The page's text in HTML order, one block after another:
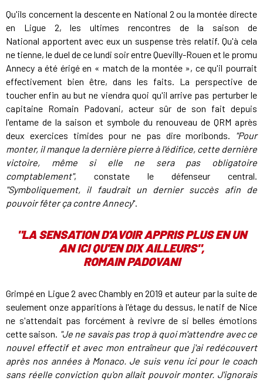
Qu'ils concernent la descente en National 2 ou la montée directe
en Ligue 2, les ultimes rencontres de la saison de
National apportent avec eux un suspense très relatif. Qu'à cela
ne tienne, le duel de ce lundi soir entre Quevilly-Rouen et le promu
Annecy a été érigé en « match de la montée », ce qu'il pourrait
effectivement bien être, dans les faits. La perspective de
toucher enfin au but ne viendra quoi qu'il arrive pas perturber le
capitaine Romain Padovani, acteur sûr de son fait depuis
l'entame de la saison et symbole du renouveau de QRM après
deux exercices timides pour ne pas dire moribonds.
"Pour
monter, il manque la dernière pierre à l'édifice, cette dernière
victoire, même si elle ne sera pas obligatoire
comptablement", constate le défenseur central.
"Symboliquement, il faudrait un dernier succès afin de
pouvoir fêter ça contre Annecy".
"LA SENSATION D'AVOIR APPRIS PLUS EN UN
AN ICI QU'EN DIX AILLEURS",
ROMAIN PADOVANI
Grimpé en Ligue 2 avec Chambly en 2019 et auteur par la suite de
seulement onze apparitions à l'étage du dessus, le natif de Nice
ne s'attendait pas forcément à revivre de si belles émotions
cette saison. "Je ne savais pas trop à quoi m'attendre avec ce
nouvel effectif et avec mon entraîneur que j'ai redécouvert
après nos années à Monaco. Je suis venu ici pour le coach
sans réelle conviction qu'on allait pouvoir monter. J'ignorais